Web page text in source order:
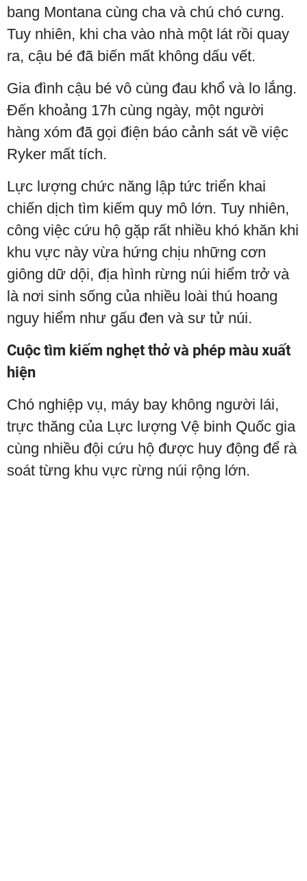
bang Montana cùng cha và chú chó cưng.
Tuy nhiên, khi cha vào nhà một lát rồi quay
ra, cậu bé đã biến mất không dấu vết.
Gia đình cậu bé vô cùng đau khổ và lo lắng.
Đến khoảng 17h cùng ngày, một người
hàng xóm đã gọi điện báo cảnh sát về việc
Ryker mất tích.
Lực lượng chức năng lập tức triển khai
chiến dịch tìm kiếm quy mô lớn. Tuy nhiên,
công việc cứu hộ gặp rất nhiều khó khăn khi
khu vực này vừa hứng chịu những cơn
giông dữ dội, địa hình rừng núi hiểm trở và
là nơi sinh sống của nhiều loài thú hoang
nguy hiểm như gấu đen và sư tử núi.
Cuộc tìm kiếm nghẹt thở và phép màu xuất
hiện
Chó nghiệp vụ, máy bay không người lái,
trực thăng của Lực lượng Vệ binh Quốc gia
cùng nhiều đội cứu hộ được huy động để rà
soát từng khu vực rừng núi rộng lớn.